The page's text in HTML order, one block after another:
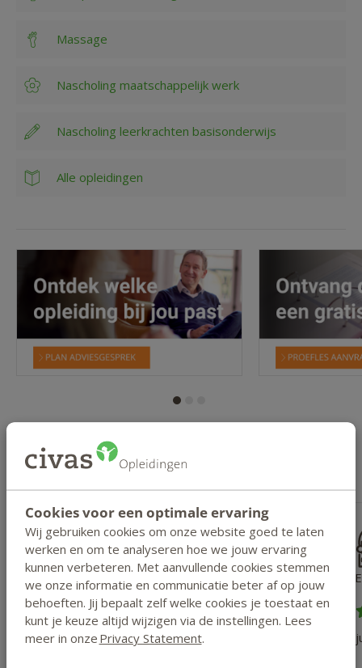
Cookies voor een optimale ervaring
Wij gebruiken cookies om onze website goed te laten
werken en om te analyseren hoe we jouw ervaring
kunnen verbeteren. Met aanvullende cookies stemmen
we onze informatie en communicatie beter af op jouw
behoeften. Jij bepaalt zelf welke cookies je toestaat en
kunt je keuze altijd wijzigen via de instellingen. Lees
meer in onze Privacy Statement.
Massage
Nascholing maatschappelijk werk
Nascholing leerkrachten basisonderwijs
Alle opleidingen
Civas scoort een 9.1
Wienke Homan
15 juni 2026 14